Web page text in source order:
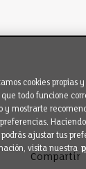
Compartir
cookies propias
que todo funcione
y mostrarte
podrás ajustar tus
visita nuestra